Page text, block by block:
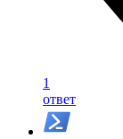
1
ответ